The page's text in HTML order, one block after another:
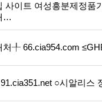
사이트 여성흥분제정
…
처╀ 66.cia954.com
○시알리스